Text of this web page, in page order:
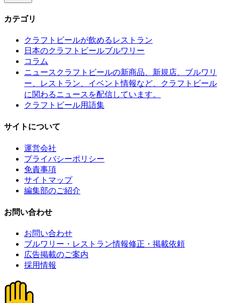
カテゴリ
クラフトビールが飲めるレストラン
日本のクラフトビールブルワリー
コラム
ニュース クラフトビールの新商品、新規店、ブルワリ
ー、レストラン、イベント情報など、クラフトビール
に関わるニュースを配信しています。
クラフトビール用語集
サイトについて
運営会社
プライバシーポリシー
免責事項
サイトマップ
編集部のご紹介
お問い合わせ
お問い合わせ
ブルワリー・レストラン情報修正・掲載依頼
広告掲載のご案内
採用情報